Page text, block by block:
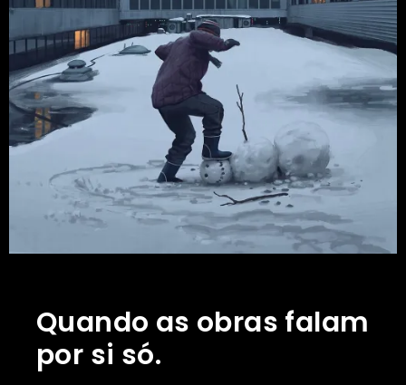
Quando as obras falam
por si só.